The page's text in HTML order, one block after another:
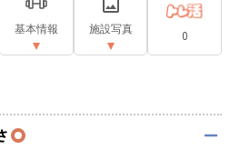
基本情報 施設写真 0